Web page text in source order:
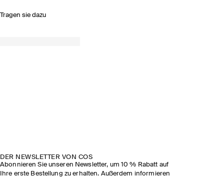
Tragen sie dazu
DER NEWSLETTER VON COS
Abonnieren Sie unseren Newsletter, um 10 % Rabatt auf
Ihre erste Bestellung zu erhalten. Außerdem informieren